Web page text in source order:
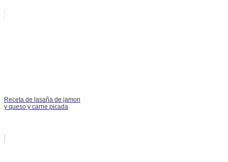
Receta de lasaña de jamon
y queso y carne picada